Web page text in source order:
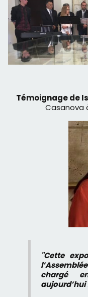
Témoignage de
Casanova
"Cette
chargé
aujourd’hui